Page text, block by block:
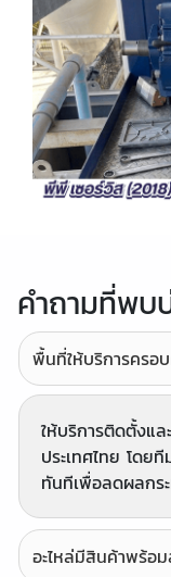
คำถามที่พบ
พื้นที่ให้บริการครอ
ให้บริการติดตั้งแ
ประเทศไทย โดย
ทันทีเพื่อลดผลกร
อะไหล่มีสินค้าพร้อ